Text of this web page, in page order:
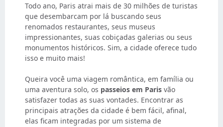
Todo ano, Paris atrai mais de 30 milhões de turistas
que desembarcam por lá buscando seus
renomados restaurantes, seus museus
impressionantes, suas cobiçadas galerias ou seus
monumentos históricos. Sim, a cidade oferece tudo
isso e muito mais!
Queira você uma viagem romântica, em família ou
uma aventura solo, os passeios em Paris vão
satisfazer todas as suas vontades. Encontrar as
principais atrações da cidade é bem fácil, afinal,
elas ficam integradas por um sistema de